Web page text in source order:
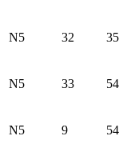
N5 32
N5 33
N5 9